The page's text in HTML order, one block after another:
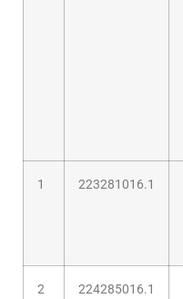
1 223281016.1
2 224285016.1